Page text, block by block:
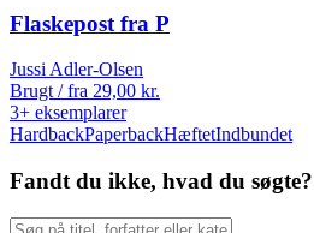
Flaskepost fra P
Jussi Adler-Olsen
Brugt / fra 29,00 kr.
3+ eksemplarer
HardbackPaperbackHæftetIndbundet
Fandt du ikke, hvad du søgte?